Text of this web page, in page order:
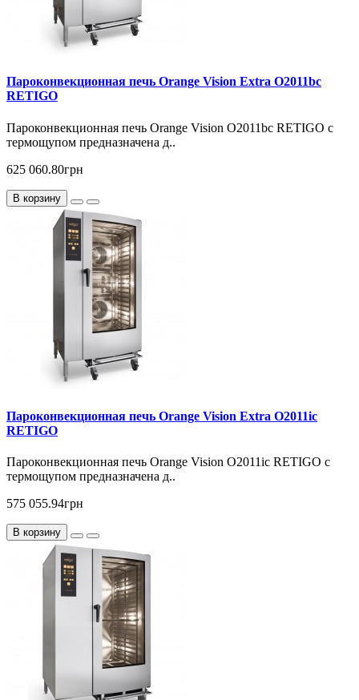
Пароконвекционная печь Orange Vision Extra O2011bc
RETIGO
Пароконвекционная печь Orange Vision O2011bc RETIGO с
термощупом предназначена д..
625 060.80грн
В корзину
Пароконвекционная печь Orange Vision Extra O2011ic
RETIGO
Пароконвекционная печь Orange Vision O2011ic RETIGO с
термощупом предназначена д..
575 055.94грн
В корзину